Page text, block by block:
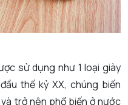
sử dụng như 1 loại giày
thế kỷ XX, chúng biến
trở nên phổ biến ở nước